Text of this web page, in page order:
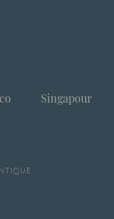
Singapour